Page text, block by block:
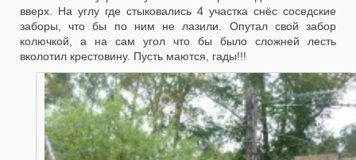
вверх. На углу где стыковались 4 участка снёс соседские
заборы, что бы по ним не лазили. Опутал свой забор
колючкой, а на сам угол что бы было сложней лесть
вколотил крестовину. Пусть маются, гады!!!